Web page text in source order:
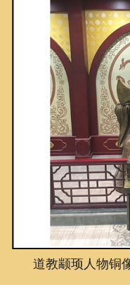
道教颛顼人物铜